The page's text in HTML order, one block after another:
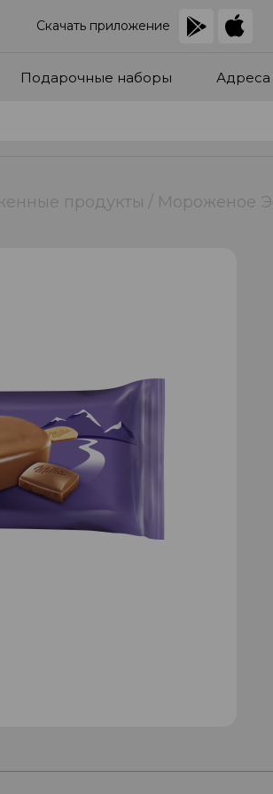
Скачать приложение
Подарочные наборы Адреса
продукты Мороженое